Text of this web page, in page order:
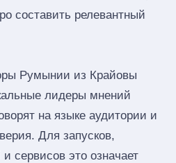
составить релевантный
Румынии из Крайовы
лидеры мнений
на языке аудитории и
Для запусков,
сервисов это означает